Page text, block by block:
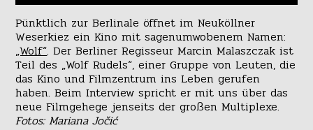
Pünktlich zur Berlinale öffnet im Neuköllner
Weserkiez ein Kino mit sagenumwobenem Namen:
„Wolf“. Der Berliner Regisseur Marcin Malaszczak ist
Teil des „Wolf Rudels“, einer Gruppe von Leuten, die
das Kino und Filmzentrum ins Leben gerufen
haben. Beim Interview spricht er mit uns über das
neue Filmgehege jenseits der großen Multiplexe.
Fotos: Mariana Jočić